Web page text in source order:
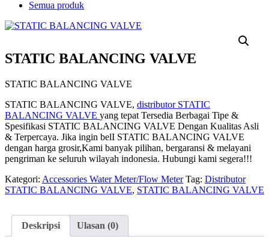
Semua produk
STATIC BALANCING VALVE
STATIC BALANCING VALVE
STATIC BALANCING VALVE, distributor STATIC
BALANCING VALVE yang tepat Tersedia Berbagai Tipe &
Spesifikasi STATIC BALANCING VALVE Dengan Kualitas Asli
& Terpercaya. Jika ingin belI STATIC BALANCING VALVE
dengan harga grosir,Kami banyak pilihan, bergaransi & melayani
pengriman ke seluruh wilayah indonesia. Hubungi kami segera!!!
Kategori: Accessories Water Meter/Flow Meter Tag: Distributor
STATIC BALANCING VALVE, STATIC BALANCING VALVE
Deskripsi Ulasan (0)